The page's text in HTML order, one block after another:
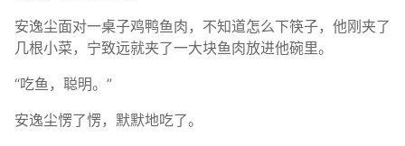
安逸尘面对一桌子鸡鸭鱼肉，不知道怎么下筷子，他刚夹了
几根小菜，宁致远就夹了一大块鱼肉放进他碗里。
“吃鱼，聪明。”
安逸尘愣了愣，默默地吃了。